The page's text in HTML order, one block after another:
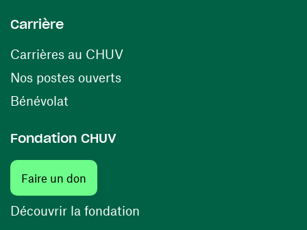
Carrière
Carrières au CHUV(ouvre une nouvelle fenêtre)
Nos postes ouverts(ouvre une nouvelle fenêtre)
Bénévolat
Fondation CHUV
Faire un don
Découvrir la fondation